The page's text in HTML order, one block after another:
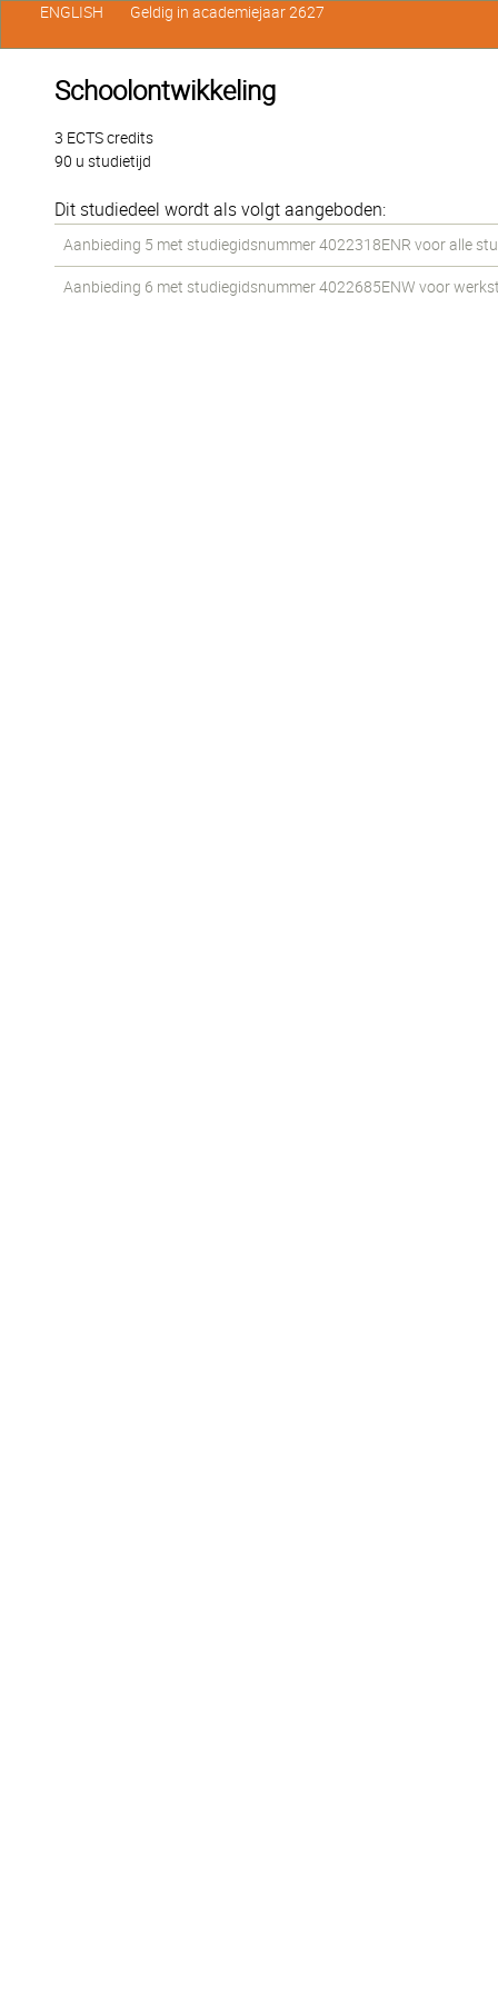
Schoolontwikkeling
3 ECTS credits
90 u studietijd
Dit studiedeel wordt als volgt aangeboden:
Aanbieding 5 met studiegidsnummer 4022318ENR voor alle
Aanbieding 6 met studiegidsnummer 4022685ENW voor
ENGLISH Geldig in academiejaar 2627